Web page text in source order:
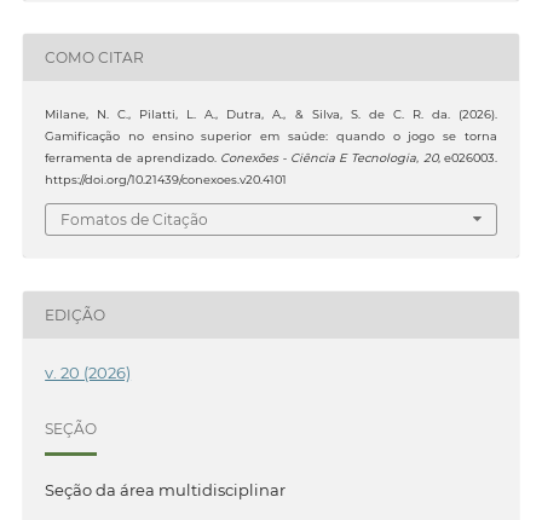
COMO CITAR
Milane, N. C., Pilatti, L. A., Dutra, A., & Silva, S. de C. R. da. (2026).
Gamificação no ensino superior em saúde: quando o jogo se torna
ferramenta de aprendizado. Conexões - Ciência E Tecnologia, 20, e026003.
https://doi.org/10.21439/conexoes.v20.4101
Fomatos de Citação
EDIÇÃO
v. 20 (2026)
SEÇÃO
Seção da área multidisciplinar